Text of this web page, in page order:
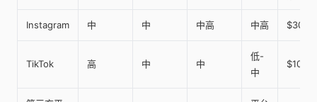
Instagram 中 中 中高 中高 $300-
TikTok 高 中 中
低-
中
$100-